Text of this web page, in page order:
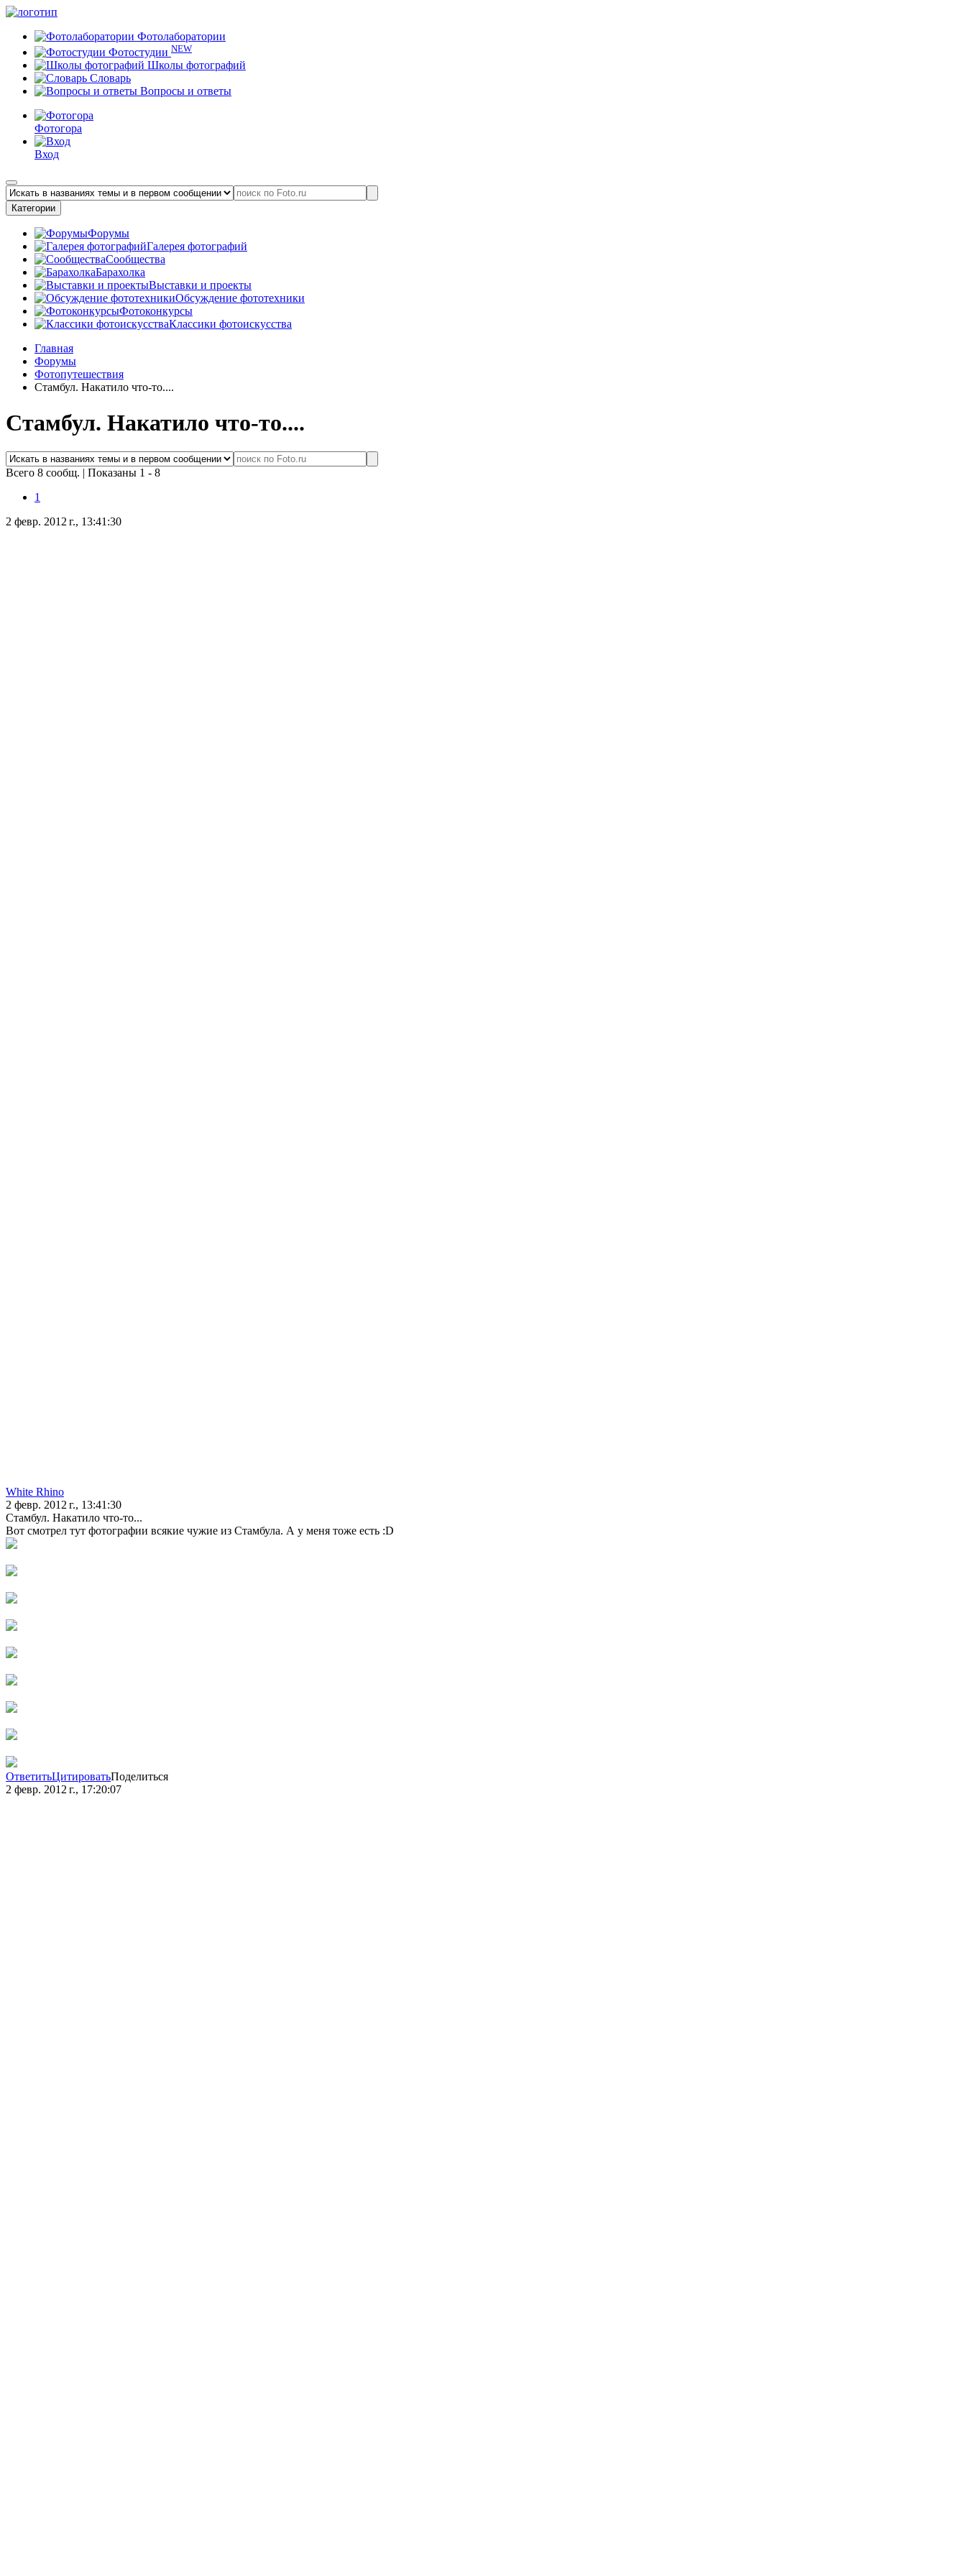
Фотолаборатории
Фотостудии NEW
Школы фотографий
Словарь
Вопросы и ответы
Фотогора
Вход
Категории
Форумы
Галерея фотографий
Сообщества
Барахолка
Выставки и проекты
Обсуждение фототехники
Фотоконкурсы
Классики фотоискусства
Главная
Форумы
Фотопутешествия
Стамбул. Накатило что-то....
Стамбул. Накатило что-то....
Всего 8 сообщ. | Показаны 1 - 8
1
2 февр. 2012 г., 13:41:30
White Rhino
2 февр. 2012 г., 13:41:30
Стамбул. Накатило что-то...
Вот смотрел тут фотографии всякие чужие из Стамбула. А у меня тоже есть :D
ОтветитьЦитироватьПоделиться
2 февр. 2012 г., 17:20:07